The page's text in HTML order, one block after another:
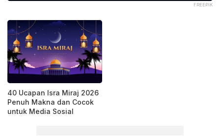
FREEPIK
40 Ucapan Isra Miraj 2026
Penuh Makna dan Cocok
untuk Media Sosial